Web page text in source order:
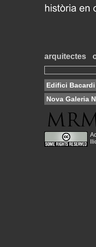
arquitectes
Edifici
Nova Galeria